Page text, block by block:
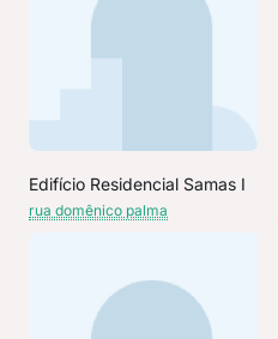
Edifício Residencial Samas I
rua domênico palma